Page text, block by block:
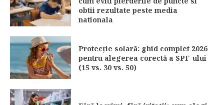
obtii rezultate peste media
nationala
Protecție solară: ghid complet 2026
pentru alegerea corectă a SPF-ului
(15 vs. 30 vs. 50)